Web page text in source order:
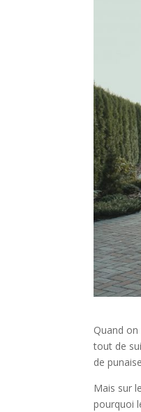
Quand
tout de
de
Mais sur
pourquoi